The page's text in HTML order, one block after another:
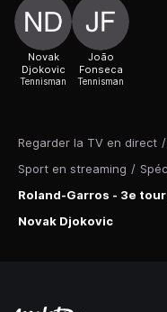
Regarder la TV en direct /
Sport en streaming /
Roland-Garros - 3e
Novak Djokovic
Novak
Djokovic
Tennisman
João
Fonseca
Tennisman